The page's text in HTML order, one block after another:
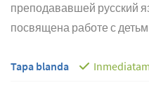
преподававшей русский
посвящена работе с
Tapa blanda